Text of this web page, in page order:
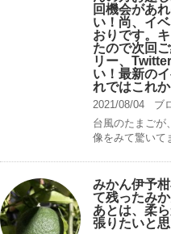
回機会があ
い！尚、イ
おりです。
たので次回
リー、
い！最新の
れではこれ
2021/08/04
ブ
台風のたまごが
像をみて驚いて
みかん伊予
て残ったみ
あとは、柔
張りたいと思